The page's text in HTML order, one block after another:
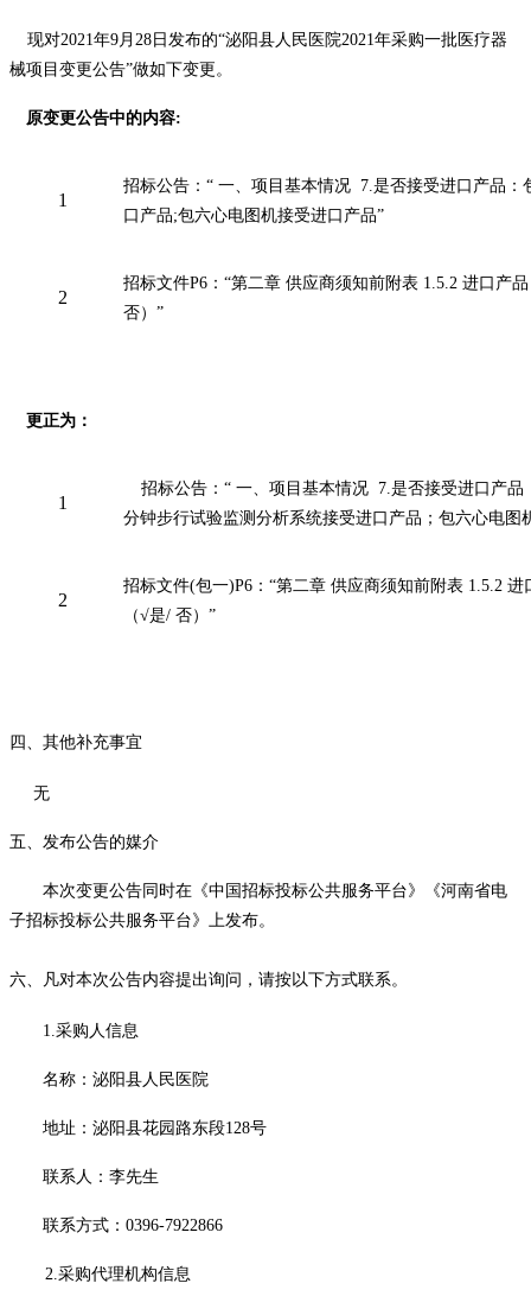
现对2021年9月 28 日 发布的“泌阳县人民医院2021年采购一批医疗器
械项目变更公告”做如下变更。
原变更公告中的内容:
1
招标公告：“ 一、项目基本情况 7.是否接受进口产品：
口产品;包六心电图机接受进口产品”
2
招标文件P6：“第二章 供应商须知前附表 1.5.2 进口产
否）”
更正为：
1
招标公告：“ 一、项目基本情况 7.是否接受进口产品
分钟步行试验监测分析系统接受进口产品；包六心电图
2
招标文件(包一)P6：“第二章 供应商须知前附表 1.5.2
（√是/ 否）”
四 、其他补充事宜
无
五、 发布公告的媒介
本次变更公告同时在 《中国招标投标公共服务平台》《河南省电
子招标投标公共服务平台》 上发布。
六、凡对本次公告内容提出询问，请按以下方式联系。
1.采购人信息
名称： 泌阳县人民医院
地址： 泌阳县花园路东段128号
联系人： 李先生
联系方式： 0396-7922866
2.采购代理机构信息